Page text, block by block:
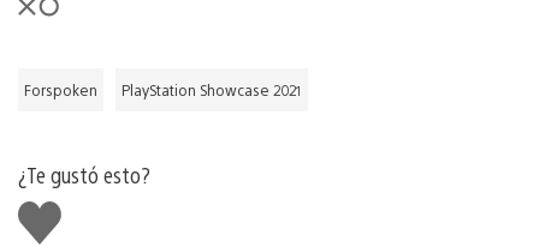
Forspoken PlayStation Showcase 2021
¿Te gustó esto?
Me
gusta